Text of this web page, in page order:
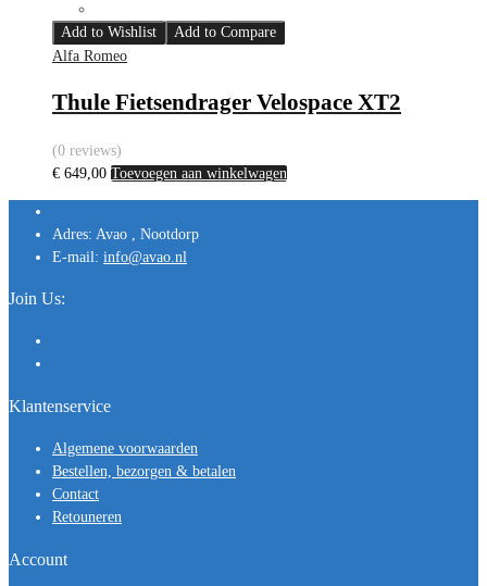
Add to Wishlist
Add to Compare
Alfa Romeo
Thule Fietsendrager Velospace XT2
(0 reviews)
€ 649,00 Toevoegen aan winkelwagen
Adres: Avao , Nootdorp
E-mail: info@avao.nl
Join Us:
Klantenservice
Algemene voorwaarden
Bestellen, bezorgen & betalen
Contact
Retouneren
Account